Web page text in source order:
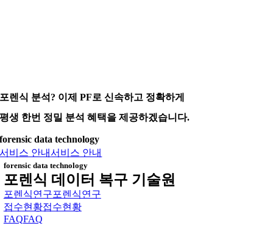
포렌식 분석? 이제 PF로 신속하고 정확하게
평생 한번 정밀 분석 혜택을 제공하겠습니다.
forensic data technology
서비스 안내서비스 안내
forensic data technology
포렌식 데이터 복구 기술원
포렌식연구포렌식연구
접수현황접수현황
FAQFAQ